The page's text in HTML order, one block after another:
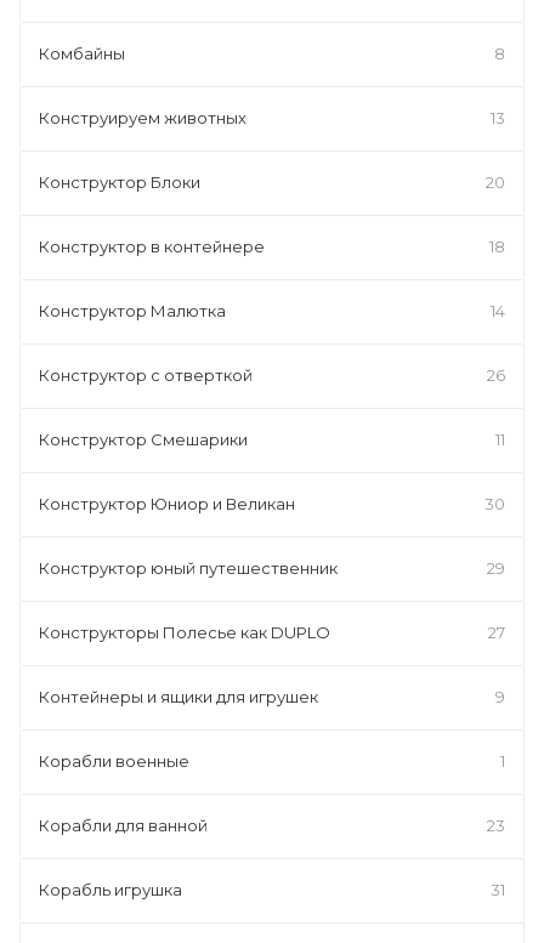
Комбайны 8
Конструируем животных 13
Конструктор Блоки 20
Конструктор в контейнере 18
Конструктор Малютка 14
Конструктор с отверткой 26
Конструктор Смешарики 11
Конструктор Юниор и Великан 30
Конструктор юный путешественник 29
Конструкторы Полесье как DUPLO 27
Контейнеры и ящики для игрушек 9
Корабли военные 1
Корабли для ванной 23
Корабль игрушка 31